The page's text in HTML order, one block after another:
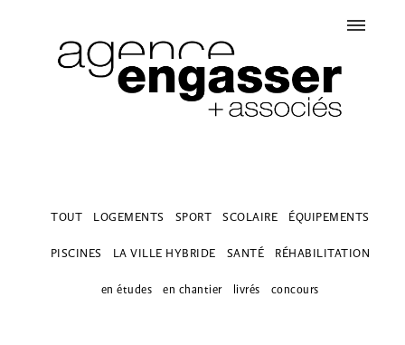
TOUT LOGEMENTS SPORT SCOLAIRE ÉQUIPEMENTS
PISCINES LA VILLE HYBRIDE SANTÉ RÉHABILITATION
en études en chantier livrés concours